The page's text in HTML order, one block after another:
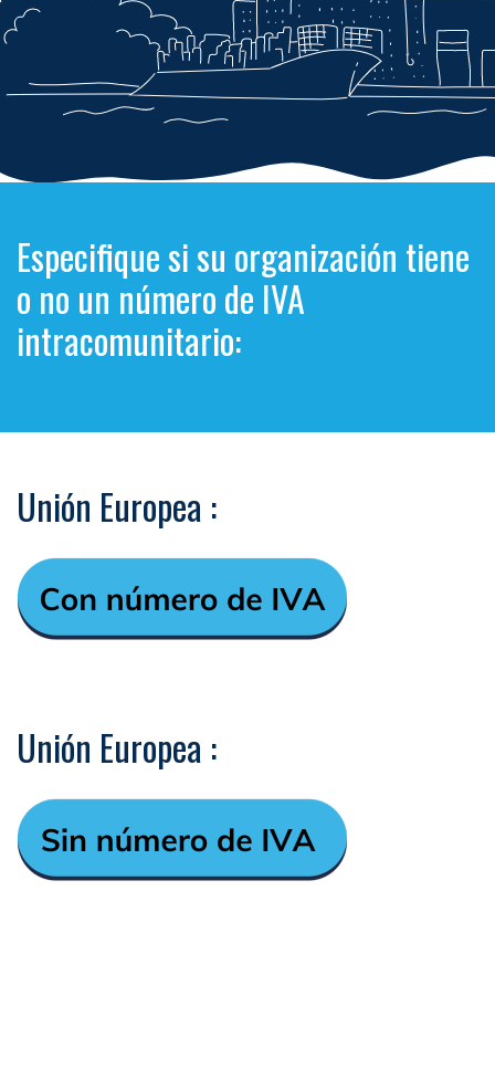
Especifique si su organización tiene
o no un número de IVA
intracomunitario:
Unión Europea :
Unión Europea :